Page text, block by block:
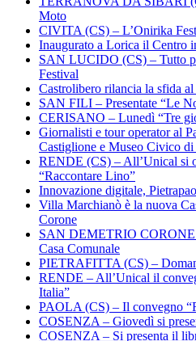
Moto
CIVITA (CS) – L’Onirika
Inaugurato a Lorica il Centro
SAN LUCIDO (CS) – Tutto
Festival
Castrolibero rilancia la sfida
SAN FILI – Presentate “Le
CERISANO – Lunedì “Tre
Giornalisti e tour operator al
Castiglione e Museo Civico di
RENDE (CS) – All’Unical si
“Raccontare Lino”
Innovazione digitale,
Villa Marchianò è la nuova
Corone
SAN DEMETRIO CORONE
Casa Comunale
PIETRAFITTA (CS) –
RENDE – All’Unical il
Italia”
PAOLA (CS) – Il convegno
COSENZA – Giovedì si
COSENZA – Si presenta il